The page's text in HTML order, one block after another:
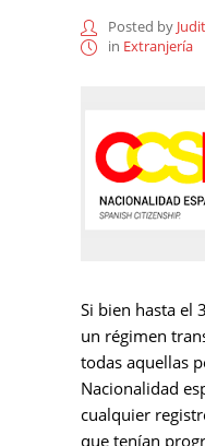
Posted by
in Extranjería
Si bien hasta el
un régimen
todas aquellas
Nacionalidad
cualquier
que tenían